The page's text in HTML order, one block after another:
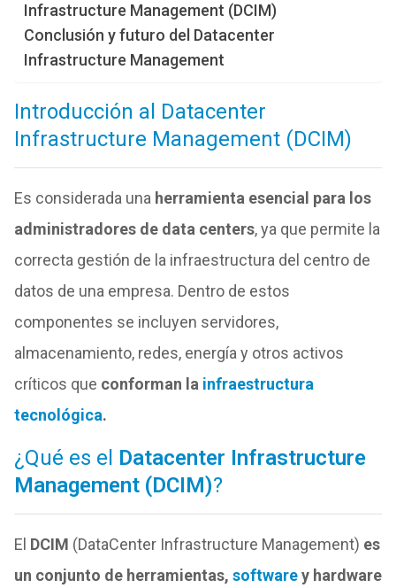
Infrastructure Management (DCIM)
Conclusión y futuro del Datacenter
Infrastructure Management
Introducción al Datacenter
Infrastructure Management (DCIM)
Es considerada una herramienta esencial para los
administradores de data centers, ya que permite la
correcta gestión de la infraestructura del centro de
datos de una empresa. Dentro de estos
componentes se incluyen servidores,
almacenamiento, redes, energía y otros activos
críticos que conforman la infraestructura
tecnológica.
¿Qué es el Datacenter Infrastructure
Management (DCIM)?
El DCIM (DataCenter Infrastructure Management) es
un conjunto de herramientas, softwarey hardware